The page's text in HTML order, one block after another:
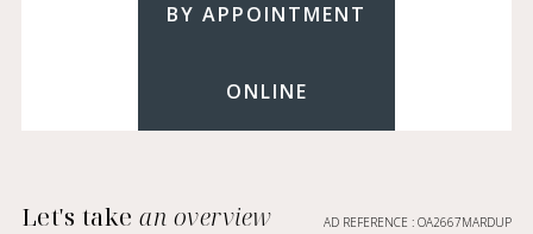
BY APPOINTMENT
ONLINE
Let's takean overview AD REFERENCE : OA2667MARDUP